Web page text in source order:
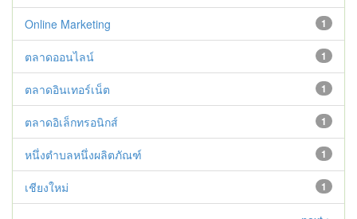
1
Online Marketing
1
ตลาดออนไลน์
1
ตลาดอินเทอร์เน็ต
1
ตลาดอิเล็กทรอนิกส์
1
หนึ่งตำบลหนึ่งผลิตภัณฑ์
1
เชียงใหม่